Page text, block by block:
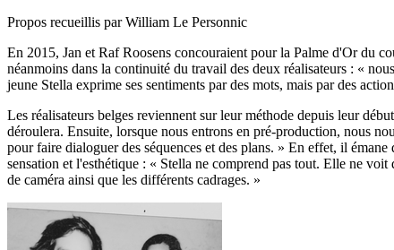
Propos recueillis par William Le Personnic
En 2015, Jan et Raf Roosens concouraient pour la Palme d'Or du
néanmoins dans la continuité du travail des deux réalisateurs : «
jeune Stella exprime ses sentiments par des mots, mais par des
Les réalisateurs belges reviennent sur leur méthode depuis leur
déroulera. Ensuite, lorsque nous entrons en pré-production, nous
pour faire dialoguer des séquences et des plans. » En effet, il
sensation et l'esthétique : « Stella ne comprend pas tout. Elle ne
de caméra ainsi que les différents cadrages. »